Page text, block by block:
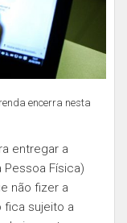
encerra nesta
entregar a
Pessoa Física)
não fizer a
fica sujeito a